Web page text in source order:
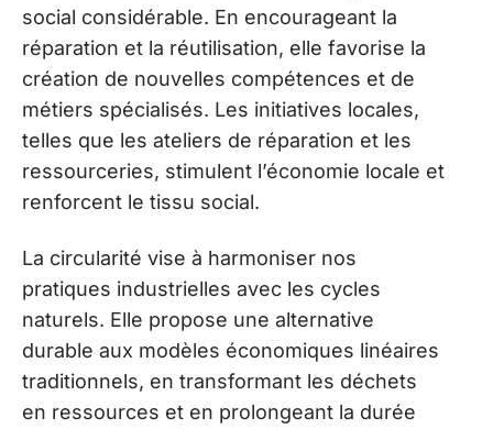
social considérable. En encourageant la
réparation et la réutilisation, elle favorise la
création de nouvelles compétences et de
métiers spécialisés. Les initiatives locales,
telles que les ateliers de réparation et les
ressourceries, stimulent l’économie locale et
renforcent le tissu social.
La circularité vise à harmoniser nos
pratiques industrielles avec les cycles
naturels. Elle propose une alternative
durable aux modèles économiques linéaires
traditionnels, en transformant les déchets
en ressources et en prolongeant la durée